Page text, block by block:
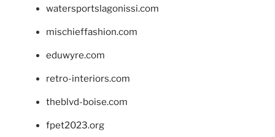
watersportslagonissi.com
mischieffashion.com
eduwyre.com
retro-interiors.com
theblvd-boise.com
fpet2023.org